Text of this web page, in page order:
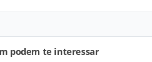
podem te interessar